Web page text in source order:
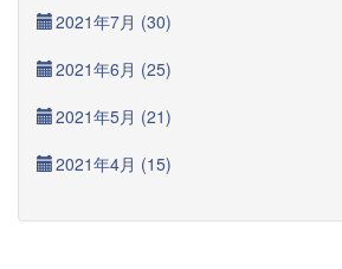
2021年7月 (30)
2021年6月 (25)
2021年5月 (21)
2021年4月 (15)